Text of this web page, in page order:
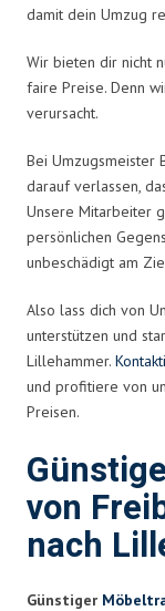
damit dein Umzug
Wir bieten dir nicht
faire Preise. Denn
verursacht.
Bei Umzugsmeister
darauf verlassen,
Unsere Mitarbeiter
persönlichen
unbeschädigt am
Also lass dich von
unterstützen und
Lillehammer.
und profitiere von
Preisen.
von
nach
Günstiger